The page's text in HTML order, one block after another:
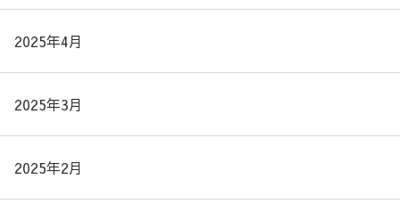
2025年4月
2025年3月
2025年2月